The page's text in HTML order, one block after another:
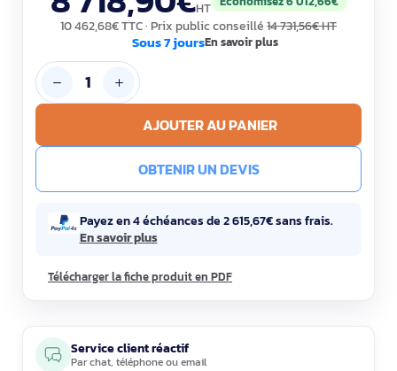
HT
10 462,68€ TTC· Prix public conseillé 14 731,56€ HT
Sous 7 joursEn savoir plus
AJOUTER AU PANIER
OBTENIR UN DEVIS
Payez en 4 échéances de 2 615,67€ sans frais.
En savoir plus
Télécharger la fiche produit en PDF
Service client réactif
Parchat, téléphoneouemail